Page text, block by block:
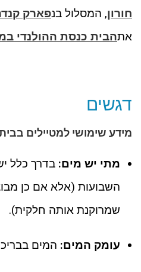
חורון, המסלול בנפארק
אתהבית כנסת ההולנדי
דגשים
מידע שימושי למטיילים
מתי יש מים: בדרך כלל
השבועות (אלא אם כן
שמרוקנת אותה חלקית).
עומק המים: המים